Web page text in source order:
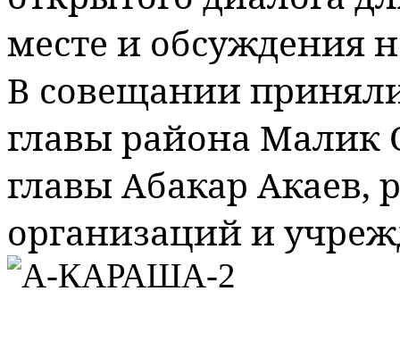
месте и обсуждения
В совещании
главы района
главы Абакар Акаев,
организаций и